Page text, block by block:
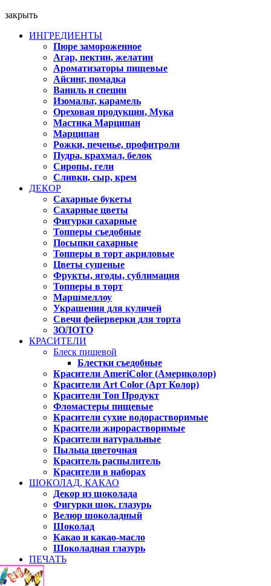
закрыть
ИНГРЕДИЕНТЫ
Пюре замороженное
Агар, пектин, желатин
Ароматизаторы пищевые
Айсинг, помадка
Ваниль и специи
Изомальт, карамель
Ореховая продукция, Мука
Мастика Марципан
Марципан
Рожки, печенье, профитроли
Пудра, крахмал, белок
Сиропы, гели
Сливки, сыр, крем
ДЕКОР
Сахарные букеты
Сахарные цветы
Фигурки сахарные
Топперы съедобные
Посыпки сахарные
Топперы в торт акриловые
Цветы сушеные
Фрукты, ягоды, сублимация
Топперы в торт
Маршмеллоу
Украшения для куличей
Свечи фейерверки для торта
ЗОЛОТО
КРАСИТЕЛИ
Блеск пищевой
Блестки съедобные
Красители AmeriColor (Америколор)
Красители Art Color (Арт Колор)
Красители Топ Продукт
Фломастеры пищевые
Красители сухие водорастворимые
Красители жирорастворимые
Красители натуральные
Пыльца цветочная
Краситель распылитель
Красители в наборах
ШОКОЛАД, КАКАО
Декор из шоколада
Фигурки шок. глазурь
Велюр шоколадный
Шоколад
Какао и какао-масло
Шоколадная глазурь
ПЕЧАТЬ